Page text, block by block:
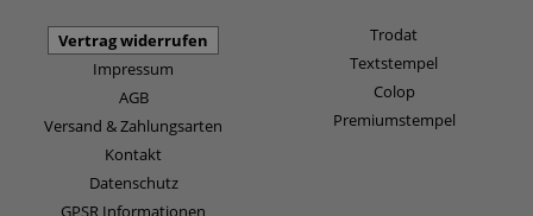
Vertrag widerrufen
Impressum
AGB
Versand & Zahlungsarten
Kontakt
Datenschutz
GPSR Informationen
Trodat
Textstempel
Colop
Premiumstempel